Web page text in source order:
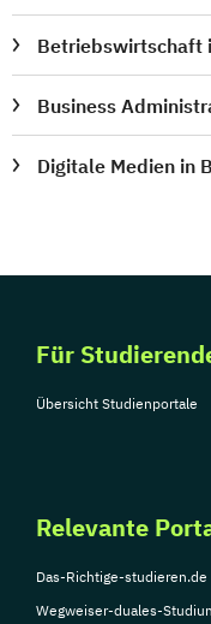
Betriebswirtschaft
Business
Digitale Medien in
Für
Übersicht Studienportale
Relevante
Das-Richtige-studieren.de
Wegweiser-duales-